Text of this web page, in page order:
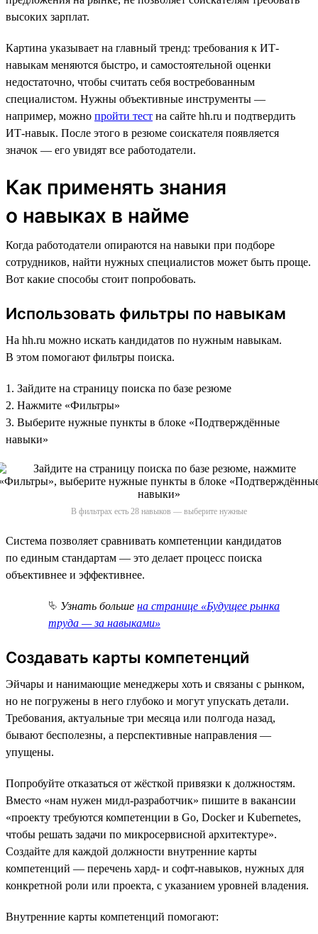
высоких зарплат.
Картина указывает на главный тренд: требования к ИТ-
навыкам меняются быстро, и самостоятельной оценки
недостаточно, чтобы считать себя востребованным
специалистом. Нужны объективные инструменты —
например, можно пройти тест на сайте hh.ru и подтвердить
ИТ-навык. После этого в резюме соискателя появляется
значок — его увидят все работодатели.
Как применять знания
о навыках в найме
Когда работодатели опираются на навыки при подборе
сотрудников, найти нужных специалистов может быть проще.
Вот какие способы стоит попробовать.
Использовать фильтры по навыкам
На hh.ru можно искать кандидатов по нужным навыкам.
В этом помогают фильтры поиска.
1. Зайдите на страницу поиска по базе резюме
2. Нажмите «Фильтры»
3. Выберите нужные пункты в блоке «Подтверждённые
навыки»
В фильтрах есть 28 навыков — выберите нужные
Система позволяет сравнивать компетенции кандидатов
по единым стандартам — это делает процесс поиска
объективнее и эффективнее.
⮱ Узнать больше на странице «Будущее рынка
труда — за навыками»
Создавать карты компетенций
Эйчары и нанимающие менеджеры хоть и связаны с рынком,
но не погружены в него глубоко и могут упускать детали.
Требования, актуальные три месяца или полгода назад,
бывают бесполезны, а перспективные направления —
упущены.
Попробуйте отказаться от жёсткой привязки к должностям.
Вместо «нам нужен мидл-разработчик» пишите в вакансии
«проекту требуются компетенции в Go, Docker и Kubernetes,
чтобы решать задачи по микросервисной архитектуре».
Создайте для каждой должности внутренние карты
компетенций — перечень хард- и софт-навыков, нужных для
конкретной роли или проекта, с указанием уровней владения.
Внутренние карты компетенций помогают: